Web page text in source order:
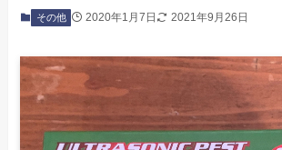
その他 2020年1月7日 2021年9月26日